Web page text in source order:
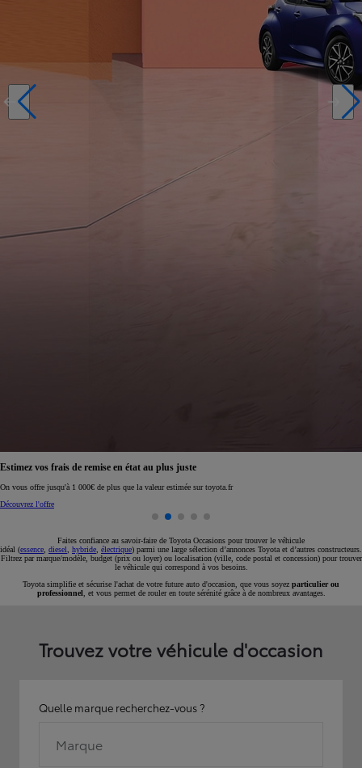
Réservez en ligne votre occasion pour 1€ seulement
Réservez en ligne
Faites confiance au savoir-faire de Toyota Occasions pour trouver le véhicule
idéal (essence diesel hybride électrique) parmi une large sélection d’annonces Toyota et d’autres constructeurs.
Filtrez par marque/modèle, budget (prix ou loyer) ou localisation (ville, code postal et concession) pour trouver
le véhicule qui correspond à vos besoins.
Toyota simplifie et sécurise l'achat de votre future auto d'occasion, que vous soyez particulier ou
professionnel , et vous permet de rouler en toute sérénité grâce à de nombreux avantages.
Trouvez votre véhicule d'occasion
Quelle marque recherchez-vous ?
Marque